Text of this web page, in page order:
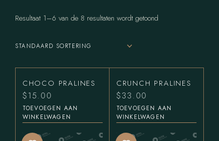
Resultaat 1–6 van de 8 resultaten wordt getoond
STANDAARD SORTERING
CHOCO PRALINES
$15.00
TOEVOEGEN AAN
WINKELWAGEN
CRUNCH PRALINES
$33.00
TOEVOEGEN AAN
WINKELWAGEN